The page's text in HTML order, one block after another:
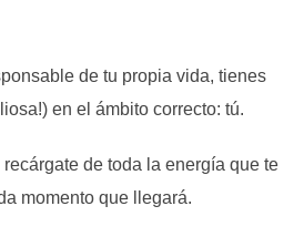
de tu propia vida, tienes
en el ámbito correcto: tú.
de toda la energía que te
momento que llegará.